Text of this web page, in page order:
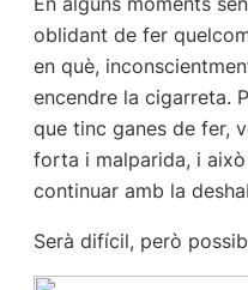
oblidant de fer
en què,
encendre la cigarreta.
que tinc ganes de fer,
forta i malparida, i
continuar amb la
Serà difícil, però